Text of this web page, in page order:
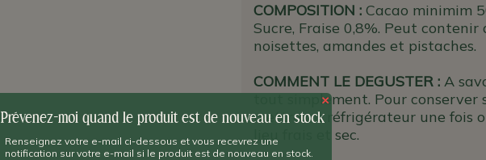
COMPOSITION : Cacao minimim
Sucre, Fraise 0,8%. Peut contenir
noisettes, amandes et pistaches.
COMMENT LE DEGUSTER : A
tout simplement. Pour conserver
mettre au réfrigérateur une fois
lieu frais et sec.
×
Prévenez-moi quand le produit est de nouveau en stock
Renseignez votre e-mail ci-dessous et vous recevrez une
notification sur votre e-mail si le produit est de nouveau en stock.